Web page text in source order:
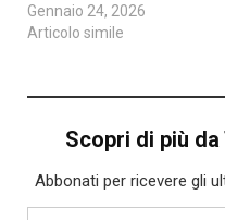
Gennaio 24, 2026
Articolo simile
Scopri di più
Abbonati per ricevere gli
Digita la tua e-mail...